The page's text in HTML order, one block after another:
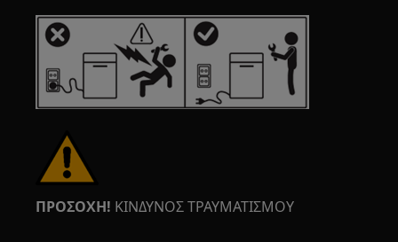
ΠΡΟΣΟΧΗ! ΚΙΝΔΥΝΟΣ ΤΡΑΥΜΑΤΙΣΜΟΥ